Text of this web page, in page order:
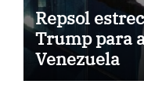
Repsol
Trump para
Venezuela